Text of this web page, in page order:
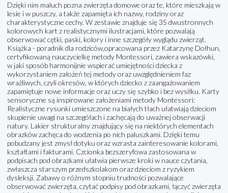
Dzięki nim maluch pozna zwierzęta domowe oraz te, które mieszkają w
lesie i w puszczy, a także zapamięta ich nazwy, rodziny oraz
charakterystyczne cechy. W zestawie znajduje się 35 dwustronnych
kolorowych kart z realistycznymi ilustracjami, które pozwalają
obserwować cętki, paski, kolory i inne szczegóły wyglądu zwierząt.
Książka - poradnik dla rodziców,opracowana przez Katarzynę Dołhun,
certyfikowaną nauczycielkę metody Montessori, zawiera wskazówki,
w jaki sposób harmonijnie wspierać umiejętności dziecka z
wykorzystaniem założeń tej metody oraz uwzględnieniem faz
wrażliwych, czyli okresów, w których dziecko z zaangażowaniem
zapamiętuje nowe informacje oraz uczy się szybko i bez wysiłku. Karty
sensoryczne są inspirowane założeniami metody Montessori:
Realistyczne rysunki umieszczone na białych tłach ułatwiają dzieciom
skupienie uwagi na szczegółach i zachęcają do uważnej obserwacji
natury. Lakier strukturalny znajdujący się na niektórych elementach
obrazków zachęca do wodzenia po nich paluszkami. Dzięki temu
pobudzany jest zmysł dotyku oraz wzrasta zainteresowanie kolorami,
kształtami i fakturami. Czcionka bezszeryfowa zastosowana w
podpisach pod obrazkami ułatwia pierwsze kroki w nauce czytania,
zwłaszcza starszym przedszkolakom oraz dzieciom z ryzykiem
dysleksji. Zabawy o różnym stopniu trudności pozwalające
obserwować zwierzęta, czytać podpisy pod obrazkami, łączyć zwierzęta